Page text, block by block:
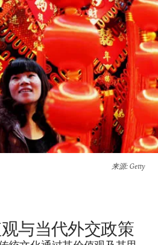
来源: Getty
与当代外交政策